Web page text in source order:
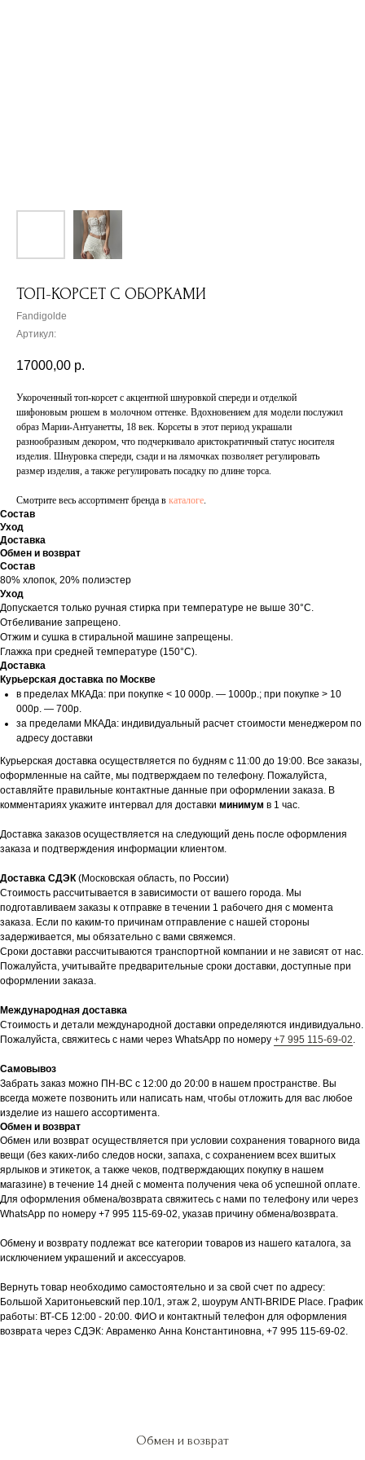
ТОП-КОРСЕТ С ОБОРКАМИ
Fandigolde
Артикул:
17000,00 р.
Укороченный топ-корсет с акцентной шнуровкой спереди и отделкой
шифоновым рюшем в молочном оттенке. Вдохновением для модели послужил
образ Марии-Антуанетты, 18 век. Корсеты в этот период украшали
разнообразным декором, что подчеркивало аристократичный статус носителя
изделия. Шнуровка спереди, сзади и на лямочках позволяет регулировать
размер изделия, а также регулировать посадку по длине торса.
Смотрите весь ассортимент бренда в каталоге.
Состав
Уход
Доставка
Обмен и возврат
Состав
80% хлопок, 20% полиэстер
Уход
Допускается только ручная стирка при температуре не выше 30°C.
Отбеливание запрещено.
Отжим и сушка в стиральной машине запрещены.
Глажка при средней температуре (150°C).
Доставка
Курьерская доставка по Москве
в пределах МКАДа: при покупке < 10 000р. — 1000р.; при покупке > 10
000р. — 700р.
за пределами МКАДа: индивидуальный расчет стоимости менеджером по
адресу доставки
Курьерская доставка осуществляется по будням с 11:00 до 19:00. Все заказы,
оформленные на сайте, мы подтверждаем по телефону. Пожалуйста,
оставляйте правильные контактные данные при оформлении заказа. В
комментариях укажите интервал для доставки минимум в 1 час.
Доставка заказов осуществляется на следующий день после оформления
заказа и подтверждения информации клиентом.
Доставка СДЭК(Московская область, по России)
Стоимость рассчитывается в зависимости от вашего города. Мы
подготавливаем заказы к отправке в течении 1 рабочего дня с момента
заказа. Если по каким-то причинам отправление с нашей стороны
задерживается, мы обязательно с вами свяжемся.
Сроки доставки рассчитываются транспортной компании и не зависят от нас.
Пожалуйста, учитывайте предварительные сроки доставки, доступные при
оформлении заказа.
Международная доставка
Стоимость и детали международной доставки определяются индивидуально.
Пожалуйста, свяжитесь с нами через WhatsApp по номеру +7 995 115-69-02.
Самовывоз
Забрать заказ можно ПН-ВС с 12:00 до 20:00 в нашем пространстве. Вы
всегда можете позвонить или написать нам, чтобы отложить для вас любое
изделие из нашего ассортимента.
Обмен и возврат
Обмен или возврат осуществляется при условии сохранения товарного вида
вещи (без каких-либо следов носки, запаха, с сохранением всех вшитых
ярлыков и этикеток, а также чеков, подтверждающих покупку в нашем
магазине) в течение 14 дней с момента получения чека об успешной оплате.
Для оформления обмена/возврата свяжитесь с нами по телефону или через
WhatsApp по номеру +7 995 115-69-02, указав причину обмена/возврата.
Обмену и возврату подлежат все категории товаров из нашего каталога, за
исключением украшений и аксессуаров.
Вернуть товар необходимо самостоятельно и за свой счет по адресу:
Большой Харитоньевский пер.10/1, этаж 2, шоурум ANTI-BRIDE Place. График
работы: ВТ-СБ 12:00 - 20:00. ФИО и контактный телефон для оформления
возврата через СДЭК: Авраменко Анна Константиновна, +7 995 115-69-02.
Обмен и возврат